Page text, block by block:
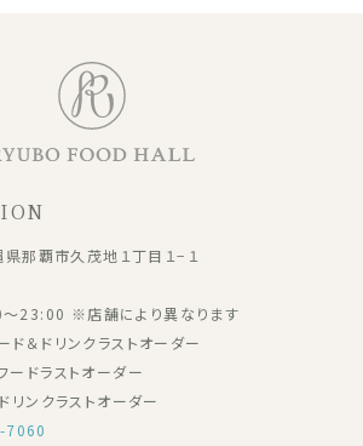
那覇市久茂地１丁目１−１
23:00 ※店舗により異なります
＆ドリンクラストオーダー
ドラストオーダー
ラストオーダー
7060